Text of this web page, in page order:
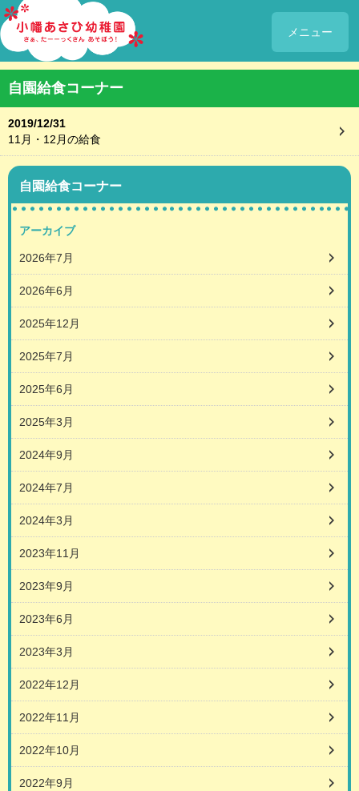
メニュー
自園給食コーナー
2019/12/31
11月・12月の給食
自園給食コーナー
アーカイブ
2026年7月
2026年6月
2025年12月
2025年7月
2025年6月
2025年3月
2024年9月
2024年7月
2024年3月
2023年11月
2023年9月
2023年6月
2023年3月
2022年12月
2022年11月
2022年10月
2022年9月